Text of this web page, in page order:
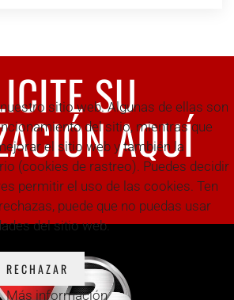
SU
AQUÍ
sitio web. Algunas de ellas son
del sitio, mientras que
el sitio web y también la
(cookies de rastreo). Puedes decidir
permitir el uso de las cookies. Ten
puede que no puedas usar
del sitio web.
RECHAZAR
Más información